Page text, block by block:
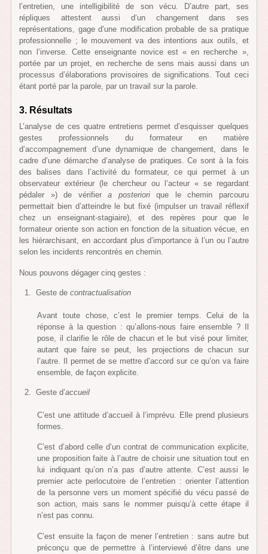
l’entretien, une intelligibilité de son vécu. D’autre part, ses
répliques attestent aussi d’un changement dans ses
représentations, gage d’une modification probable de sa pratique
professionnelle ; le mouvement va des intentions aux outils, et
non l’inverse. Cette enseignante novice est « en recherche »,
portée par un projet, en recherche de sens mais aussi dans un
processus d’élaborations provisoires de significations. Tout ceci
étant porté par la parole, par un travail sur la parole.
3. Résultats
L’analyse de ces quatre entretiens permet d’esquisser quelques
gestes professionnels du formateur en matière
d’accompagnement d’une dynamique de changement, dans le
cadre d’une démarche d’analyse de pratiques. Ce sont à la fois
des balises dans l’activité du formateur, ce qui permet à un
observateur extérieur (le chercheur ou l’acteur « se regardant
pédaler ») de vérifiera posteriorique le chemin parcouru
permettait bien d’atteindre le but fixé (impulser un travail réflexif
chez un enseignant-stagiaire), et des repères pour que le
formateur oriente son action en fonction de la situation vécue, en
les hiérarchisant, en accordant plus d’importance à l’un ou l’autre
selon les incidents rencontrés en chemin.
Nous pouvons dégager cinq gestes :
Geste decontractualisation
Avant toute chose, c’est le premier temps. Celui de la
réponse à la question : qu’allons-nous faire ensemble ? Il
pose, il clarifie le rôle de chacun et le but visé pour limiter,
autant que faire se peut, les projections de chacun sur
l’autre. Il permet de se mettre d’accord sur ce qu’on va faire
ensemble, de façon explicite.
Geste d’accueil
C’est une attitude d’accueil à l’imprévu. Elle prend plusieurs
formes.
C’est d’abord celle d’un contrat de communication explicite,
une proposition faite à l’autre de choisir une situation tout en
lui indiquant qu’on n’a pas d’autre attente. C’est aussi le
premier acte perlocutoire de l’entretien : orienter l’attention
de la personne vers un moment spécifié du vécu passé de
son action, mais sans le nommer puisqu’à cette étape il
n’est pas connu.
C’est ensuite la façon de mener l’entretien : sans autre but
préconçu que de permettre à l’interviewé d’être dans une